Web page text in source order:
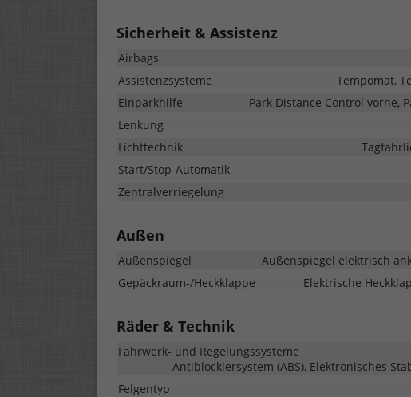
Sicherheit & Assistenz
Airbags
Assistenzsysteme
Tempomat,
Einparkhilfe
Park Distance Control vorne,
Lenkung
Lichttechnik
Start/Stop-Automatik
Zentralverriegelung
Außen
Außenspiegel
Außenspiegel elektrisch
Gepäckraum-/Heckklappe
Elektrische
Räder & Technik
Fahrwerk- und Regelungssysteme
Antiblockiersystem (ABS), Elektronisches
Felgentyp